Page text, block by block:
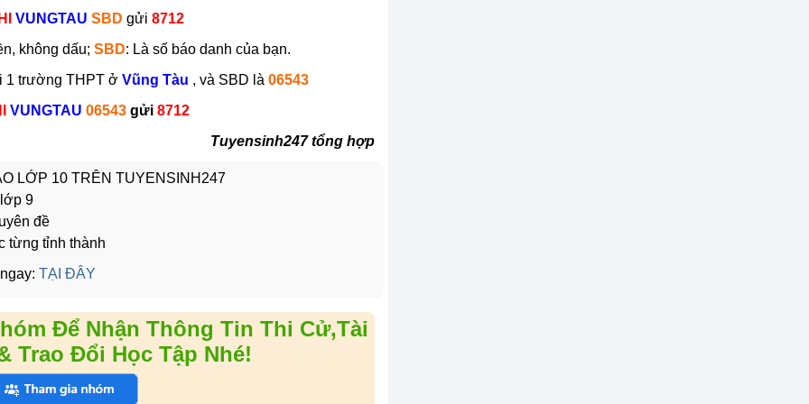
VUNGTAU SBD gửi 8712
không dấu; SBD: Là số báo danh của bạn.
1 trường THPT ở Vũng Tàu , và SBD là 06543
VUNGTAU 06543 gửi 8712
Tuyensinh247 tổng hợp
LỚP 10 TRÊN TUYENSINH247
9
đề
từng tỉnh thành
TẠI ĐÂY
Để Nhận Thông Tin Thi Cử,Tài
Trao Đổi Học Tập Nhé!